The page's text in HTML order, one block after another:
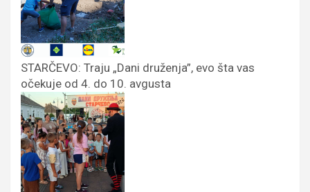
STARČEVO: Traju „Dani druženja”, evo šta vas
očekuje od 4. do 10. avgusta